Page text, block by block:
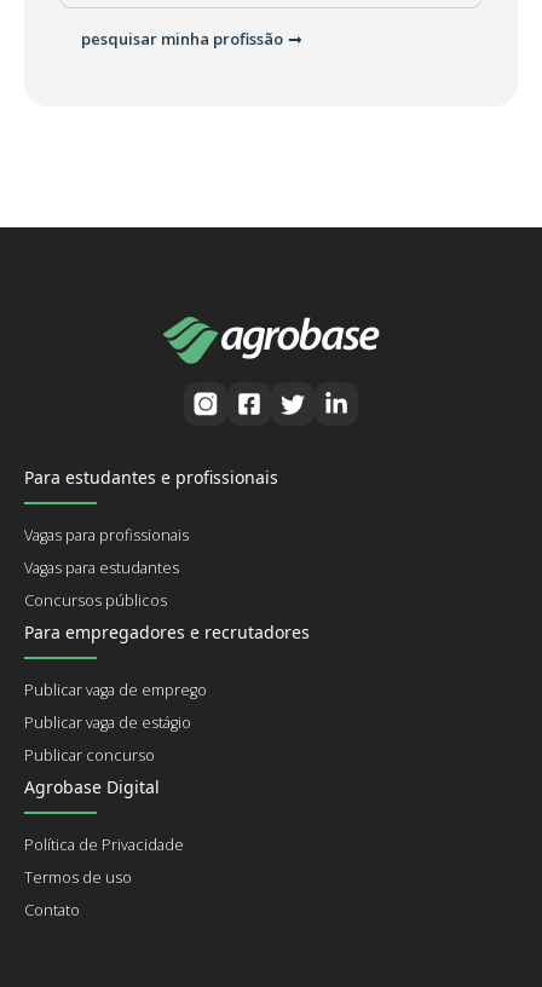
pesquisar minha profissão
Para estudantes e profissionais
Vagas para profissionais
Vagas para estudantes
Concursos públicos
Para empregadores e recrutadores
Publicar vaga de emprego
Publicar vaga de estágio
Publicar concurso
Agrobase Digital
Política de Privacidade
Termos de uso
Contato